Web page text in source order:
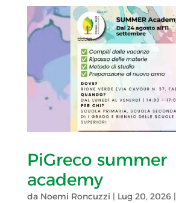
PiGreco summer
academy
da Noemi Roncuzzi | Lug 20, 2026|